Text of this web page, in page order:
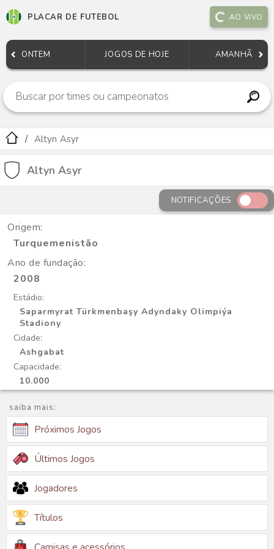
PLACAR DE FUTEBOL AO VIVO
ONTEM JOGOS DE HOJE AMANHÃ
Altyn Asyr
Altyn Asyr
NOTIFICAÇÕES
Origem:
Turquemenistão
Ano de fundação:
2008
Estádio:
Saparmyrat Türkmenbaşy Adyndaky Olimpiýa
Stadiony
Cidade:
Ashgabat
Capacidade:
10.000
saiba mais:
Próximos Jogos
Últimos Jogos
Jogadores
Títulos